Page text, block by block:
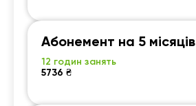
Абонемент на 5 місяців
12 годин занять
5736 ₴